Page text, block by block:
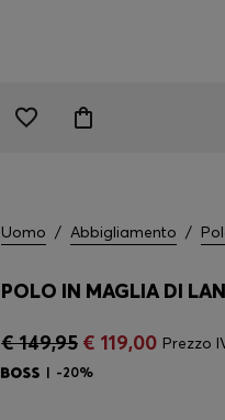
Uomo / Abbigliamento /
POLO IN MAGLIA DI
€ 149,95 € 119,00 Prezzo
-20%